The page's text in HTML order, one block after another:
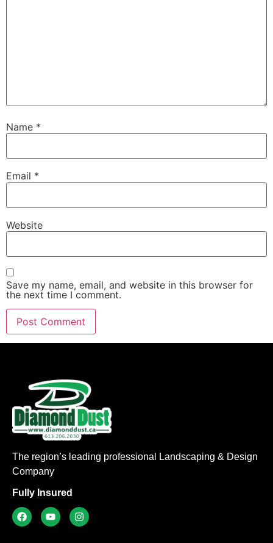
Name *
Email *
Website
Save my name, email, and website in this browser for
the next time I comment.
The region’s leading professional Landscaping & Design
Company
Fully Insured